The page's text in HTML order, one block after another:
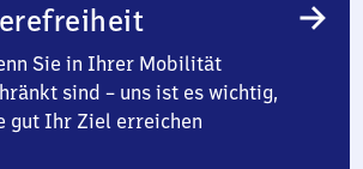
Sie in Ihrer Mobilität
sind – uns ist es wichtig,
gut Ihr Ziel erreichen